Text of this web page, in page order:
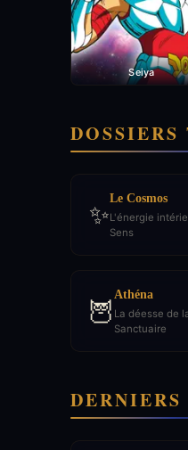
Seiya
✨
Le Cosmos
L'énergie
Sens
🦉
Athéna
La déesse de
Sanctuaire
DERNIERS